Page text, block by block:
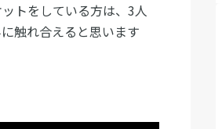
トをしている方は、3人
触れ合えると思います